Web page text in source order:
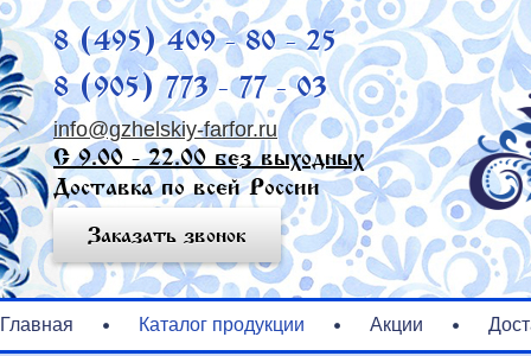
8 (495) 409 - 80 - 25
8 (905) 773 - 77 - 03
info@gzhelskiy-farfor.ru
С 9.00 - 22.00 без выходных
Доставка по всей России
Заказать звонок
Главная Каталог продукции Акции